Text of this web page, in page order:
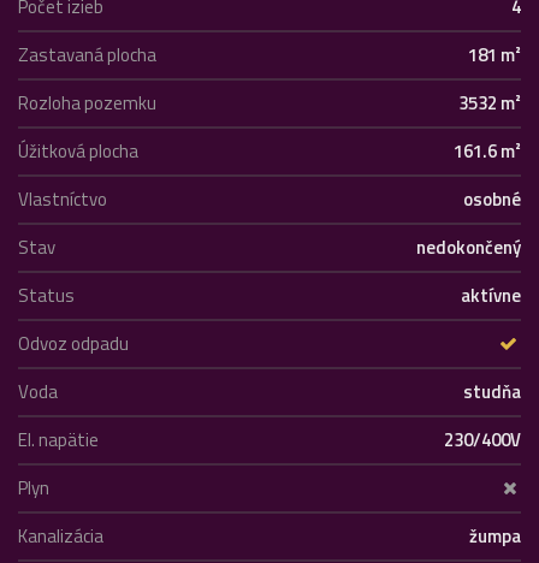
Počet izieb
4
Zastavaná plocha
181 m²
Rozloha pozemku
3532 m²
Úžitková plocha
161.6 m²
Vlastníctvo
osobné
Stav
nedokončený
Status
aktívne
Odvoz odpadu
Voda
studňa
El. napätie
230/400V
Plyn
Kanalizácia
žumpa